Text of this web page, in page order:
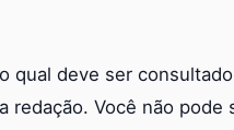
qual deve ser
Você não